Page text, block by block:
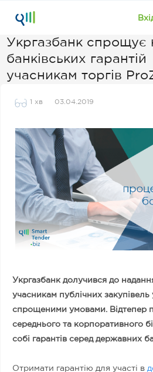
Укргазбанк спрощує
банківських гарантій
учасникам торгів
1 хв 03.04.2019
Укргазбанк долучився до надання
учасникам публічних
спрощеними умовами. Відтепер
середнього та корпоративного
собі гарантів серед державних
Отримати гарантію для участі в